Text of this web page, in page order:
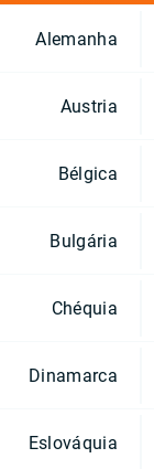
Alemanha
Austria
Bélgica
Bulgária
Chéquia
Dinamarca
Eslováquia